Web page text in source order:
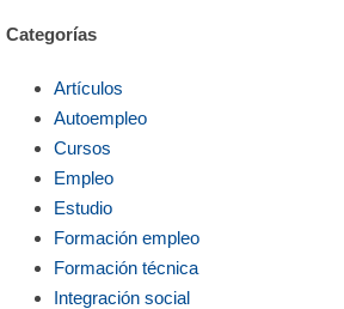
Categorías
Artículos
Autoempleo
Cursos
Empleo
Estudio
Formación empleo
Formación técnica
Integración social